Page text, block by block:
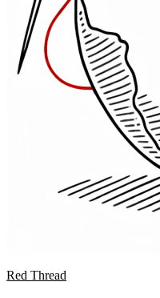
Red Thread